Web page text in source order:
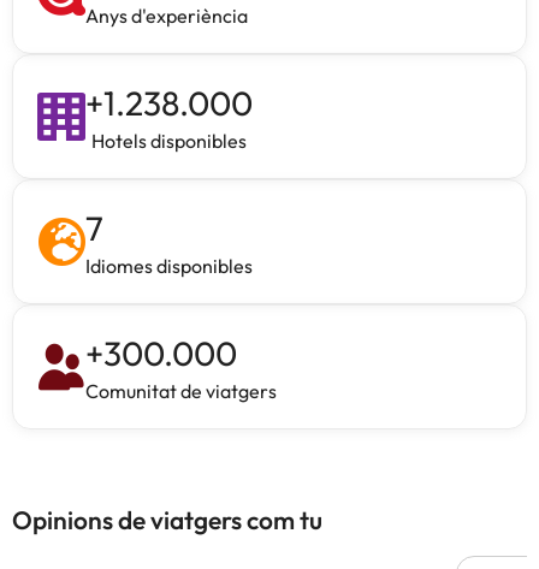
Anys d'experiència
+1.238.000
Hotels disponibles
7
Idiomes disponibles
+300.000
Comunitat de viatgers
Opinions de viatgers com tu